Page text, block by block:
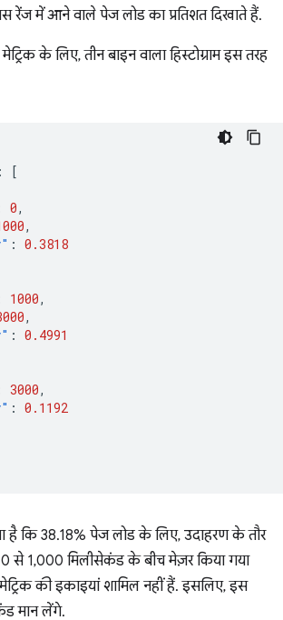
रेंज में आने वाले पेज लोड का प्रतिशत दिखाते हैं.
के लिए, तीन बाइन वाला हिस्टोग्राम इस तरह
:
[
0,
,
: 0.3818
1000,
,
: 0.4991
3000,
: 0.1192
है कि 38.18% पेज लोड के लिए, उदाहरण के तौर
0 से 1,000 मिलीसेकंड के बीच मेज़र किया गया
मेट्रिक की इकाइयां शामिल नहीं हैं. इसलिए, इस
मान लेंगे.